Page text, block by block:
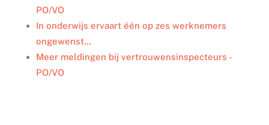
PO/VO
In onderwijs ervaart één op zes werknemers
ongewenst…
Meer meldingen bij vertrouwensinspecteurs -
PO/VO